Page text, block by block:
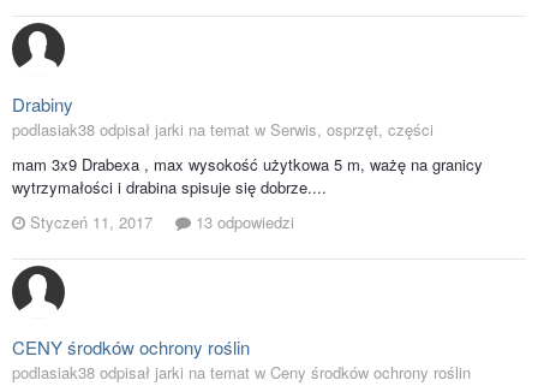
Drabiny
podlasiak38 odpisał jarki na temat w Serwis, osprzęt, części
mam 3x9 Drabexa , max wysokość użytkowa 5 m, ważę na granicy
wytrzymałości i drabina spisuje się dobrze....
Styczeń 11, 2017
13 odpowiedzi
CENY środków ochrony roślin
podlasiak38 odpisał jarki na temat w Ceny środków ochrony roślin